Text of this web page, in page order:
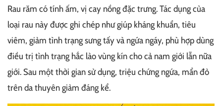
Rau răm có tính ấm, vị cay nồng đặc trưng. Tác dụng của
loại rau này được ghi chép như giúp kháng khuẩn, tiêu
viêm, giảm tình trạng sưng tấy và ngứa ngáy, phù hợp dùng
điều trị tình trạng hắc lào vùng kín cho cả nam giới lẫn nữa
giới. Sau một thời gian sử dụng, triệu chứng ngứa, mẩn đỏ
trên da thuyên giảm đáng kể.